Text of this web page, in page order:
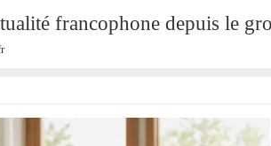
francophone depuis le